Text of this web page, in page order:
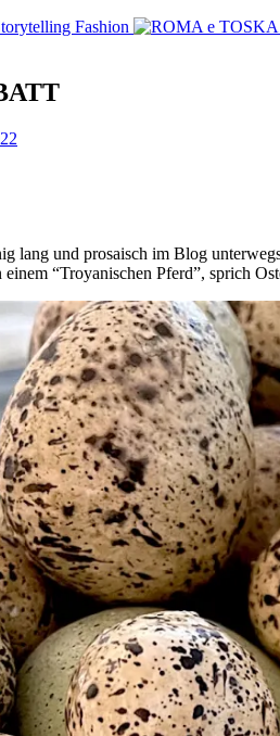
lang und prosaisch im Blog
einem “Troyanischen Pferd”, sprich